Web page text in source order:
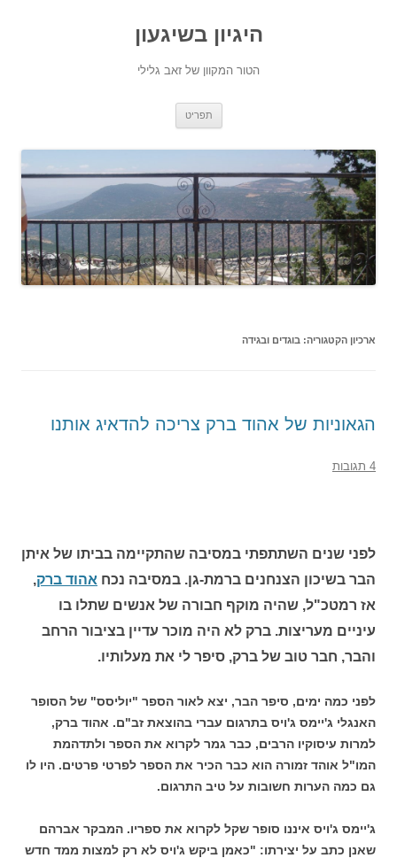
היגיון בשיגעון
הטור המקוון של זאב גלילי
תפריט
ארכיון הקטגוריה: בוגדים ובגידה
הגאוניות של אהוד ברק צריכה להדאיג אותנו
4 תגובות
לפני שנים השתתפתי במסיבה שהתקיימה בביתו של איתן
הבר בשיכון הצנחנים ברמת-גן. במסיבה נכח אהוד ברק,
אז רמטכ"ל, שהיה מוקף חבורה של אנשים שתלו בו
עיניים מעריצות. ברק לא היה מוכר עדיין בציבור הרחב
והבר, חבר טוב של ברק, סיפר לי את מעלותיו.
לפני כמה ימים, סיפר הבר, יצא לאור הספר "יוליסס" של הסופר
האנגלי ג'יימס ג'ויס בתרגום עברי בהוצאת זב"ם. אהוד ברק,
למרות עיסוקיו הרבים, כבר גמר לקרוא את הספר ולתדהמת
המו"ל אוהד זמורה הוא כבר הכיר את הספר לפרטי פרטים. היו לו
גם כמה הערות חשובות על טיב התרגום.
ג'יימס ג'ויס איננו סופר שקל לקרוא את ספריו. המבקר אברהם
שאנן כתב על יצירתו: "כאמן ביקש ג'ויס לא רק למצות ממד חדש